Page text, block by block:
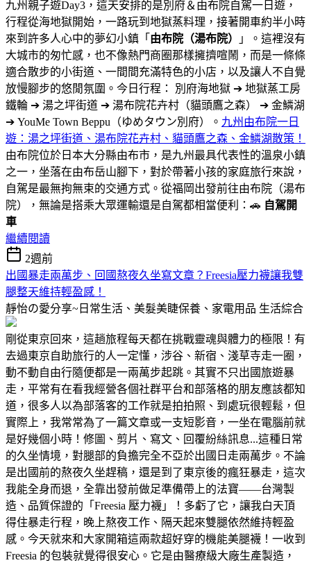
九州親子遊Day3，這天安排的是別府＆由布院自駕一日遊，
行程從海地獄開始，一路玩到地獄蒸料理，接著開車約半小時
來到許多人心中的夢幻小鎮「 由布院（湯布院）
」。這裡沒有
大城市的匆忙感，也不像熱門商圈那樣擁擠喧鬧，而是一條條
適合散步的小街道、一間間充滿特色的小店，以及讓人不自覺
放慢腳步的悠閒氛圍。今日行程： 別府海地獄 ➔ 地獄蒸工房
鐵輪 ➔ 湯之坪街道 ➔ 湯布院花卉村（貓頭鷹之森） ➔ 金鱗湖
➔ YouMe Town Beppu（ゆめタウン別府）。 九州由布院一日
遊：湯之坪街道、湯布院花卉村、貓頭鷹之森、金鱗湖散策！
由布院位於日本大分縣由布市，是九州最具代表性的溫泉小鎮
之一，坐落在由布岳山腳下，對於帶著小孩的家庭旅行來說，
自駕是最無拘無束的交通方式。從福岡出發前往由布院（湯布
院），無論是搭乘大眾運輸還是自駕都相當便利：🚗 自駕開
車
繼續閱讀
2週前
出國暴走兩萬步、回國熬夜久坐寫文章？Freesia壓力襪讓我雙
腿整天維持輕盈感！
靜怡の愛分享~日常生活、美髮美睫保養、家電用品 生活綜合
剛從東京回來，這趟旅程每天都在挑戰靈魂與體力的極限！有
去過東京自助旅行的人一定懂，涉谷、新宿、淺草寺走一圈，
動不動自由行隨便都是一兩萬步起跳。其實不只出國旅遊暴
走，平常有在看我經營各個社群平台和部落格的朋友應該都知
道，很多人以為部落客的工作就是拍拍照、到處玩很輕鬆，但
實際上，我常常為了一篇文章或一支短影音，一坐在電腦前就
是好幾個小時！修圖、剪片、寫文、回覆紛絲訊息...這種日常
的久坐情境，對腿部的負擔完全不亞於出國日走兩萬步。不論
是出國前的熬夜久坐趕稿，還是到了東京後的瘋狂暴走，這次
我能全身而退，全靠出發前做足準備帶上的法寶——台灣製
造、品質保證的「Freesia 壓力襪」！多虧了它，讓我白天頂
得住暴走行程，晚上熬夜工作、隔天起來雙腿依然維持輕盈
感。今天就來和大家開箱這兩款超好穿的機能美腿襪！一收到
Freesia 的包裝就覺得很安心。它是由醫療級大廠生產製造，